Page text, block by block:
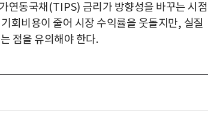
연동국채 (TIPS) 금리가 방향성을 바꾸는 시점
회비용이 줄어 시장 수익률을 웃돌지만, 실질
점을 유의해야 한다.